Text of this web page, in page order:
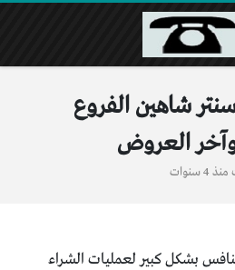
شاهين الفروع
وآخر العروض
منذ 4 سنوات
بشكل كبير لعمليات الشراء